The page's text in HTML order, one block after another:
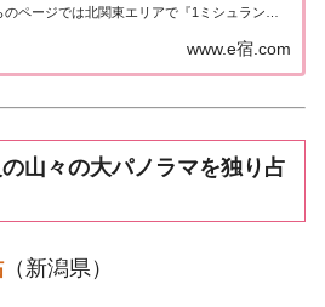
のページでは北関東エリアで『1ミシュランキ
を一覧にまとめました。ミシュランガイド
『1ミシュランキー（1つ星）』の宿泊施...
www.e宿.com
山々の大パノラマを独り占
（新潟県）